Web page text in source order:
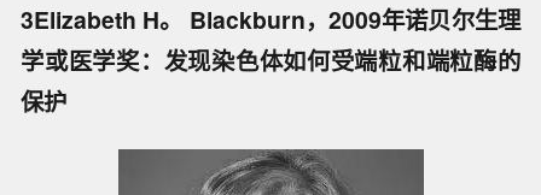
3Elizabeth H。 Blackburn，2009年诺贝尔生理
学或医学奖：发现染色体如何受端粒和端粒酶的
保护